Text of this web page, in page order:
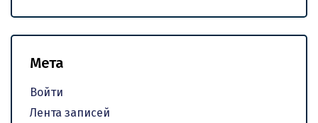
Мета
Войти
Лента записей